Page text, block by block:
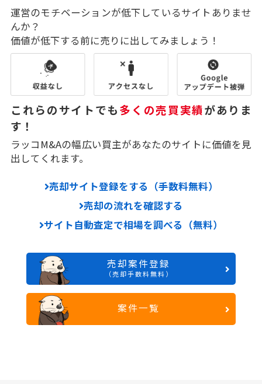
運営のモチベーションが低下しているサイトありませ
んか？
価値が低下する前に売りに出してみましょう！
これらのサイトでも多くの売買実績がありま
す！
ラッコM&Aの幅広い買主があなたのサイトに価値を見
出してくれます。
売却サイト登録をする（手数料無料）
売却の流れを確認する
サイト自動査定で相場を調べる（無料）
売却案件登録
（売却手数料無料）
案件一覧